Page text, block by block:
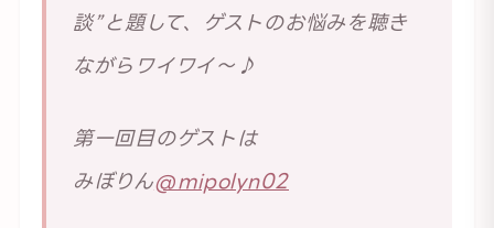
談”と題して、ゲストのお悩みを聴き
ながらワイワイ〜♪
第一回目のゲストは
みぼりん@mipolyn02